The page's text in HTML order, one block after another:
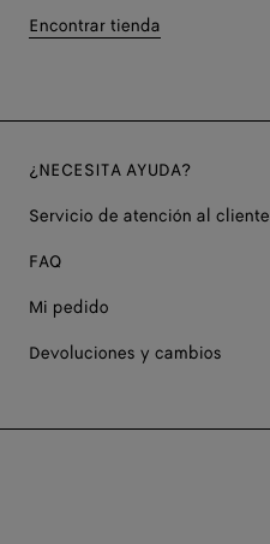
Encontrar tienda
¿NECESITA AYUDA?
Servicio de atención al cliente
FAQ
Mi pedido
Devoluciones y cambios